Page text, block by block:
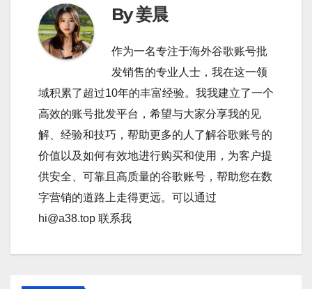
By 姜晨
作为一名专注于海外谷歌账号批
发销售的专业人士，我在这一领
域积累了超过10年的丰富经验。我我建立了一个
高效的账号批发平台，希望与大家分享我的见
解、经验和技巧，帮助更多的人了解谷歌账号的
价值以及如何有效地进行购买和使用，为客户提
供安全、可靠且高质量的谷歌账号，帮助您在数
字营销的道路上走得更远。可以通过
hi@a38.top 联系我